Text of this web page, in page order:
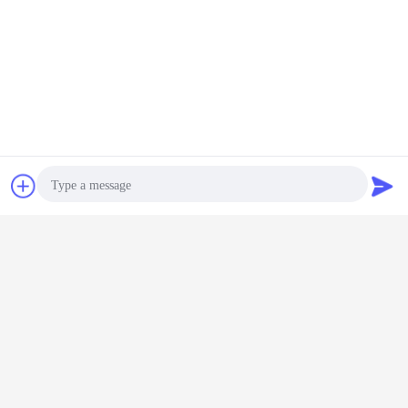
म्यांमार, रूस, इंडोनेशिया आदि जैसे कई देशों में निर्यात किया है।
चैट